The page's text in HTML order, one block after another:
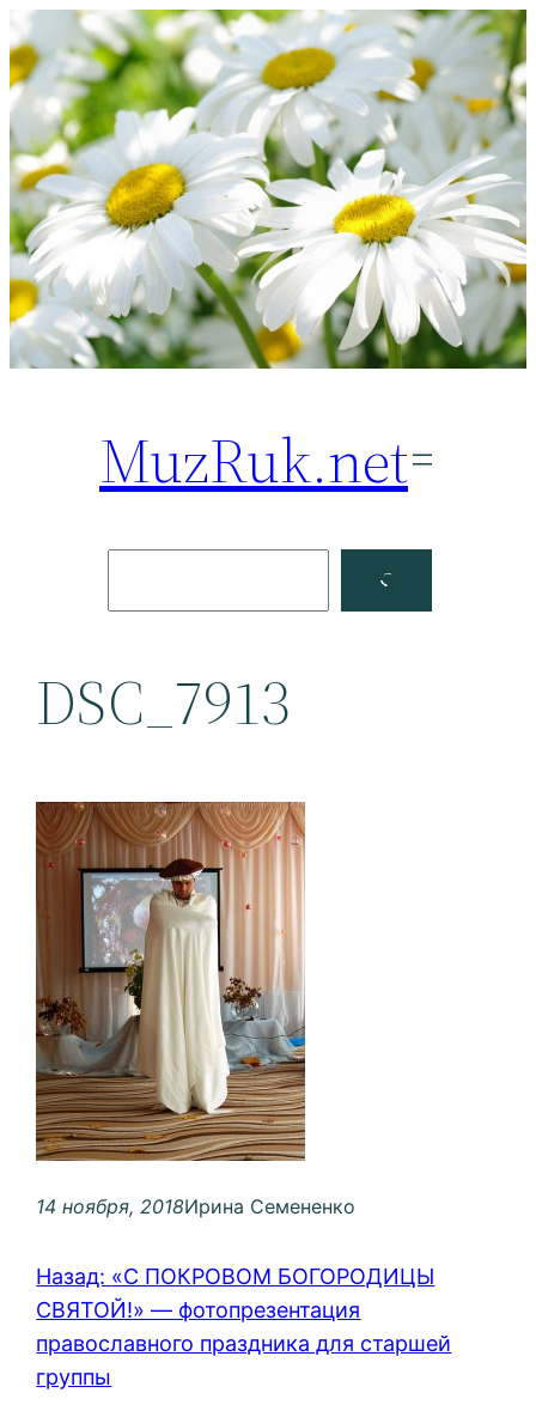
Перейти
к
содержимому
MuzRuk.net
Facebook
DSC_7913
14 ноября, 2018Ирина Семененко
Назад: «С ПОКРОВОМ БОГОРОДИЦЫ
СВЯТОЙ!» — фотопрезентация
православного праздника для старшей
группы